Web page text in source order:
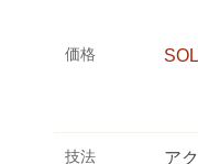
価格
技法 ア